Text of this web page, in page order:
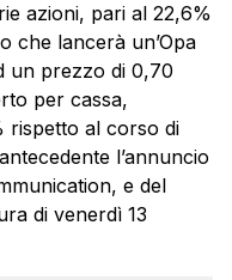
azioni, pari al 22,6%
che lancerà un’Opa
un prezzo di 0,70
per cassa,
rispetto al corso di
l’annuncio
e del
di venerdì 13